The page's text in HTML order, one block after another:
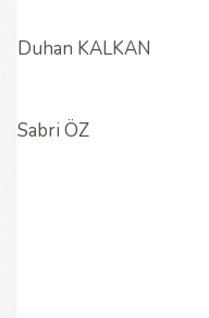
Duhan KALKAN
Sabri ÖZ